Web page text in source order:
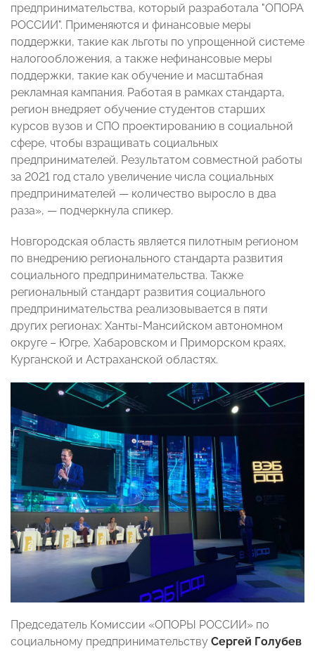
предпринимательства, который разработала "ОПОРА
РОССИИ". Применяются и финансовые меры
поддержки, такие как льготы по упрощенной системе
налогообложения, а также нефинансовые меры
поддержки, такие как обучение и масштабная
рекламная кампания. Работая в рамках стандарта,
регион внедряет обучение студентов старших
курсов вузов и СПО проектированию в социальной
сфере, чтобы взращивать социальных
предпринимателей. Результатом совместной работы
за 2021 год стало увеличение числа социальных
предпринимателей — количество выросло в два
раза», — подчеркнула спикер.
Новгородская область является пилотным регионом
по внедрению регионального стандарта развития
социального предпринимательства. Также
региональный стандарт развития социального
предпринимательства реализовывается в пяти
других регионах: Ханты-Мансийском автономном
округе – Югре, Хабаровском и Приморском краях,
Курганской и Астраханской областях.
Председатель Комиссии «ОПОРЫ РОССИИ» по
социальному предпринимательству Сергей Голубев